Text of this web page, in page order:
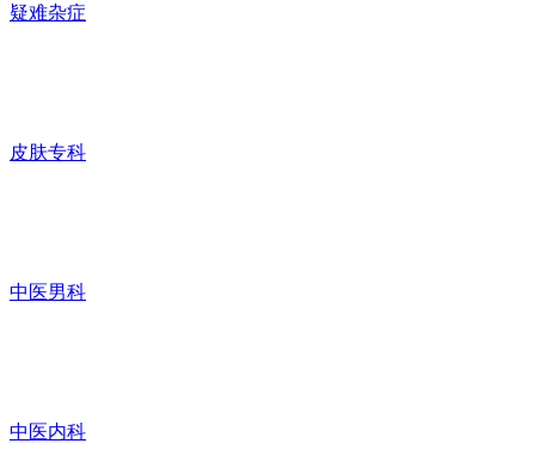
疑难杂症
皮肤专科
中医男科
中医内科